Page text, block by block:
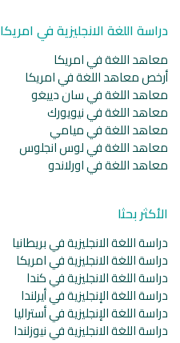
دراسة اللغة الانجليزية في امريكا
معاهد اللغة في امريكا
أرخص معاهد اللغة في امريكا
معاهد اللغة في سان دييغو
معاهد اللغة في نيويورك
معاهد اللغة في ميامي
معاهد اللغة في لوس انجلوس
معاهد اللغة في اورلاندو
الأكثر بحثا
دراسة اللغة الانجليزية في بريطانيا
دراسة اللغة الانجليزية في امريكا
دراسة اللغة الانجليزية في كندا
دراسة اللغة الإنجليزية في أيرلندا
دراسة اللغة الإنجليزية في أستراليا
دراسة اللغة الانجليزية في نيوزلندا